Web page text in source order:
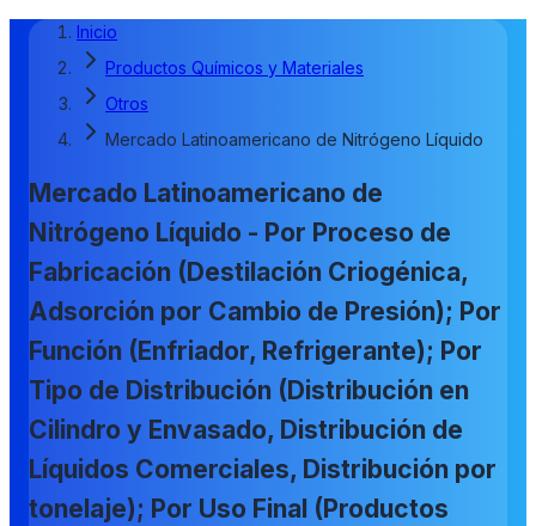
Inicio
Productos Químicos y Materiales
Otros
Mercado Latinoamericano de Nitrógeno Líquido
Mercado Latinoamericano de
Nitrógeno Líquido - Por Proceso de
Fabricación (Destilación Criogénica,
Adsorción por Cambio de Presión); Por
Función (Enfriador, Refrigerante); Por
Tipo de Distribución (Distribución en
Cilindro y Envasado, Distribución de
Líquidos Comerciales, Distribución por
tonelaje); Por Uso Final (Productos